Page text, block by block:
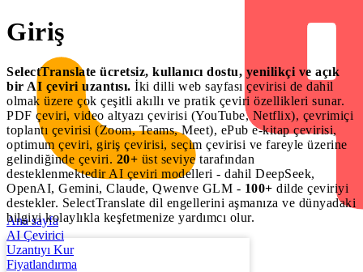
Ana sayfa
AI Çevirici
Uzantıyı Kur
Fiyatlandırma
Giriş
SelectTranslate ücretsiz, kullanıcı dostu, yenilikçi ve açık
bir AI çeviri uzantısı. İki dilli web sayfası çevirisi de dahil
olmak üzere çok çeşitli akıllı ve pratik çeviri özellikleri sunar.
PDF çeviri, video altyazı çevirisi (YouTube, Netflix), çevrimiçi
toplantı çevirisi (Zoom, Teams, Meet), ePub e-kitap çevirisi,
optimum çeviri, giriş çevirisi, seçim çevirisi ve fareyle üzerine
gelindiğinde çeviri. 20+ üst seviye tarafından
desteklenmektedir AI çeviri modelleri - dahil DeepSeek,
OpenAI, Gemini, Claude, Qwenve GLM - 100+ dilde çeviriyi
destekler. SelectTranslate dil engellerini aşmanıza ve dünyadaki
bilgiyi kolaylıkla keşfetmenize yardımcı olur.